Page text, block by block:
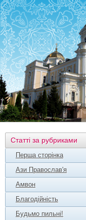
Статті за рубриками
Перша сторінка
Ази Православ'я
Амвон
Благодійність
Будьмо пильні!